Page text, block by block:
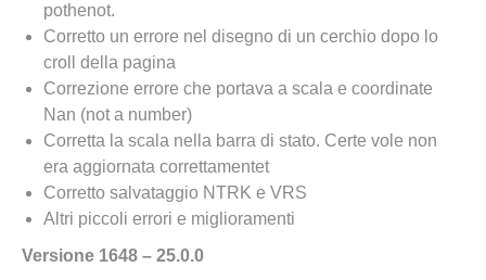
pothenot.
Corretto un errore nel disegno di un cerchio dopo lo
croll della pagina
Correzione errore che portava a scala e coordinate
Nan (not a number)
Corretta la scala nella barra di stato. Certe vole non
era aggiornata correttamentet
Corretto salvataggio NTRK e VRS
Altri piccoli errori e miglioramenti
Versione 1648 – 25.0.0